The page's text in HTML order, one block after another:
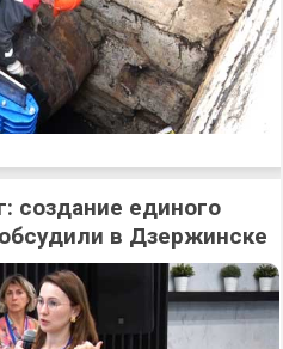
создание единого
в Дзержинске